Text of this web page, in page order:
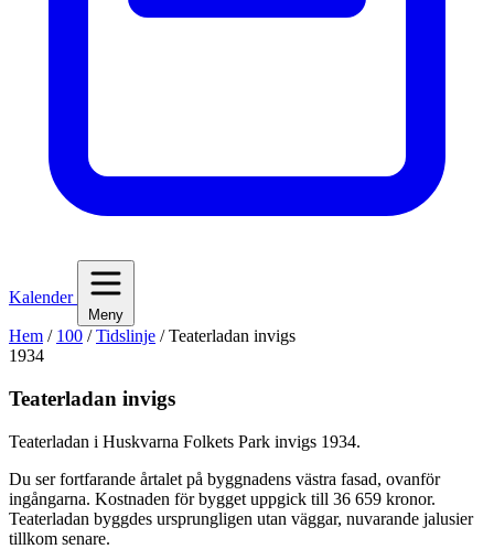
Kalender
Meny
Hem / 100 /Tidslinje /Teaterladan invigs
1934
Teaterladan invigs
Teaterladan i Huskvarna Folkets Park invigs 1934.
Du ser fortfarande årtalet på byggnadens västra fasad, ovanför
ingångarna. Kostnaden för bygget uppgick till 36 659 kronor.
Teaterladan byggdes ursprungligen utan väggar, nuvarande jalusier
tillkom senare.